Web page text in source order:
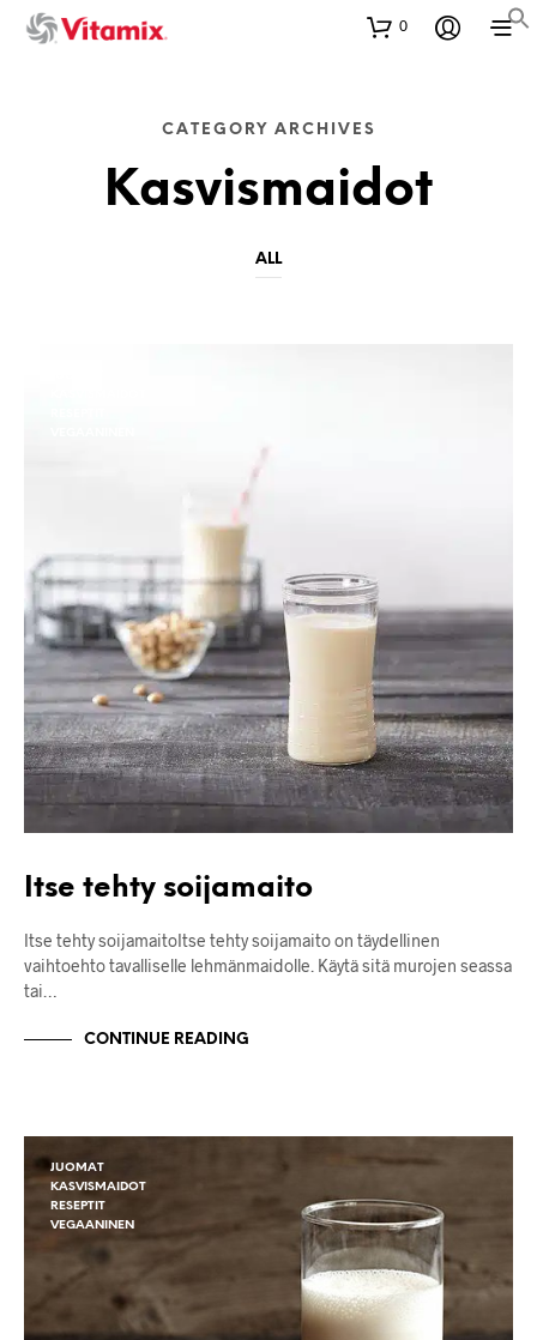
0
CATEGORY ARCHIVES
Kasvismaidot
ALL
Itse tehty soijamaito
Itse tehty soijamaitoItse tehty soijamaito on täydellinen
vaihtoehto tavalliselle lehmänmaidolle. Käytä sitä murojen seassa
tai…
CONTINUE READING
JUOMAT
KASVISMAIDOT
RESEPTIT
VEGAANINEN